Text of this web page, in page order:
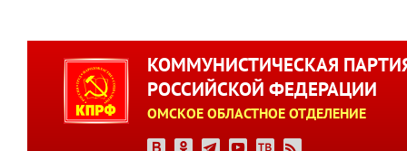
КОММУНИСТИЧЕСКАЯ
РОССИЙСКОЙ ФЕДЕРАЦИИ
ОМСКОЕ ОБЛАСТНОЕ ОТДЕЛЕНИЕ